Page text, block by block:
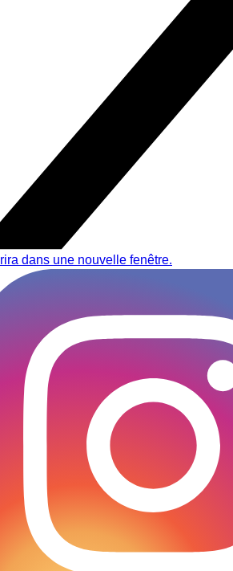
dans une nouvelle fenêtre.